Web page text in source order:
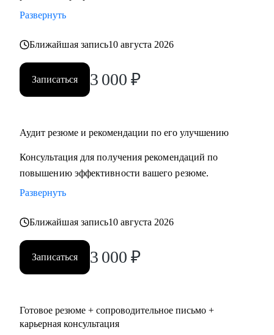
Развернуть
Ближайшая запись10 августа 2026
Записаться 3 000 ₽
Аудит резюме и рекомендации по его улучшению
Консультация для получения рекомендаций по
повышению эффективности вашего резюме.
Развернуть
Ближайшая запись10 августа 2026
Записаться 3 000 ₽
Готовое резюме + сопроводительное письмо +
карьерная консультация